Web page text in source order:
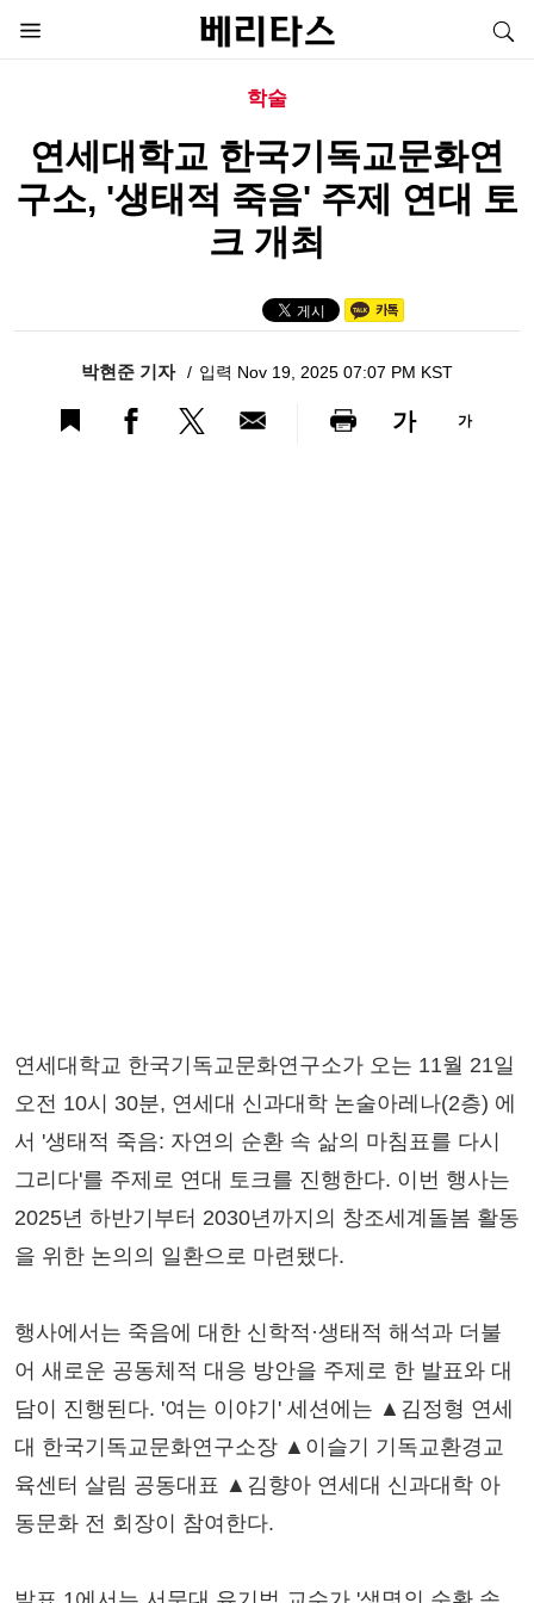
학술
연세대학교 한국기독교문화연
구소, '생태적 죽음' 주제 연대 토
크 개최
박현준 기자 입력 Nov 19, 2025 07:07 PM KST
가 가
연세대학교 한국기독교문화연구소가 오는 11월 21일
오전 10시 30분, 연세대 신과대학 논술아레나(2층) 에
서 '생태적 죽음: 자연의 순환 속 삶의 마침표를 다시
그리다'를 주제로 연대 토크를 진행한다. 이번 행사는
2025년 하반기부터 2030년까지의 창조세계돌봄 활동
을 위한 논의의 일환으로 마련됐다.
행사에서는 죽음에 대한 신학적·생태적 해석과 더불
어 새로운 공동체적 대응 방안을 주제로 한 발표와 대
담이 진행된다. '여는 이야기' 세션에는 ▲김정형 연세
대 한국기독교문화연구소장 ▲이슬기 기독교환경교
육센터 살림 공동대표 ▲김향아 연세대 신과대학 아
동문화 전 회장이 참여한다.